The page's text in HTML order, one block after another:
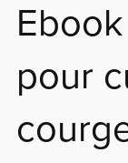
pour